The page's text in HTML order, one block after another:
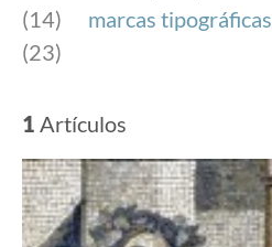
(14)
marcas tipográficas
(23)
1 Artículos